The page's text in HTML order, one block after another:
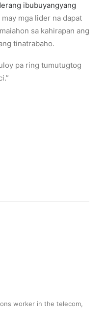
ibubuyangyang
may mga lider na dapat
sa kahirapan ang
tinatrabaho.
pa ring tumutugtog
worker in the telecom,